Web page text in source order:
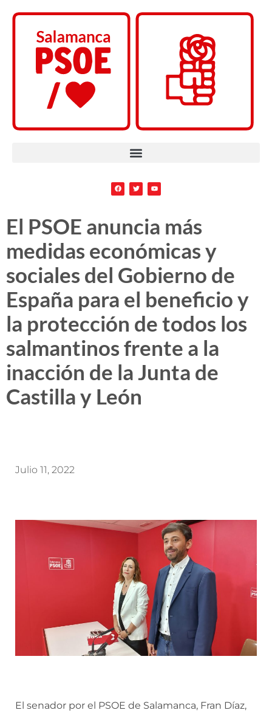
El PSOE anuncia más
medidas económicas y
sociales del Gobierno de
España para el beneficio y
la protección de todos los
salmantinos frente a la
inacción de la Junta de
Castilla y León
Julio 11, 2022
El senador por el PSOE de Salamanca, Fran Díaz,